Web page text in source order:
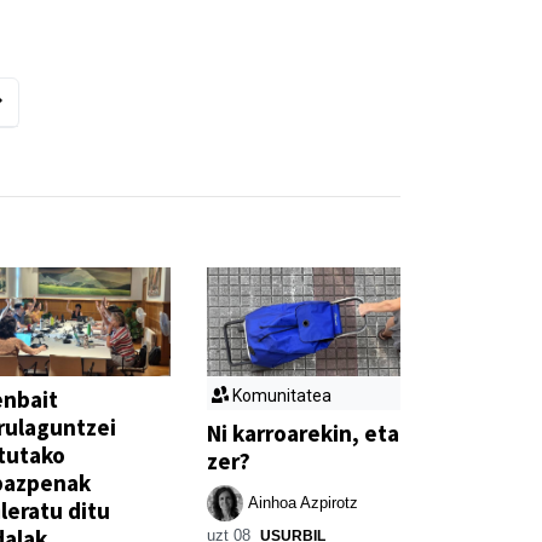
ditu
Komunitatea
Ni karroarekin, eta
zer?
Ainhoa Azpirotz
uzt 08 USURBIL